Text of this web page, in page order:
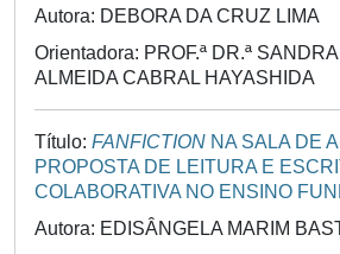
Autora: DEBORA DA CRUZ LIMA
Orientadora: PROF.ª DR.ª
ALMEIDA CABRAL HAYASHIDA
Título: FANFICTION NA SALA DE
PROPOSTA DE LEITURA E
COLABORATIVA NO ENSINO
Autora: EDISÂNGELA MARIM